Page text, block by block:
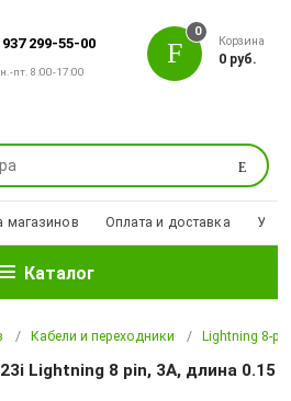
937 299-55-00
пт. 8:00-17:00
Поиск
0
Корзина
0 руб.
магазинов Оплата и доставка
Каталог
Кабели и переходники Lightning 8-pin
Lightning 8 pin, 3A, длина 0.15